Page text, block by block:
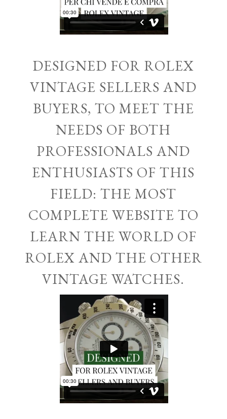
DESIGNED FOR ROLEX
VINTAGE SELLERS AND
BUYERS, TO MEET THE
NEEDS OF BOTH
PROFESSIONALS AND
ENTHUSIASTS OF THIS
FIELD: THE MOST
COMPLETE WEBSITE TO
LEARN THE WORLD OF
ROLEX AND THE OTHER
VINTAGE WATCHES.